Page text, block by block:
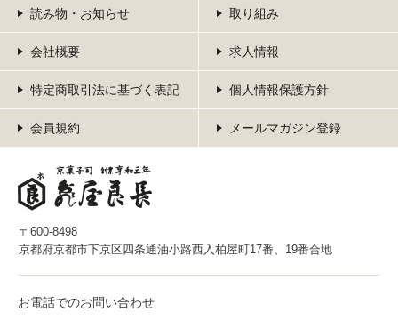
読み物・お知らせ 取り組み
会社概要 求人情報
特定商取引法に基づく表記 個人情報保護方針
会員規約 メールマガジン登録
〒600-8498
京都府京都市下京区四条通油小路西入柏屋町17番、19番合地
お電話でのお問い合わせ